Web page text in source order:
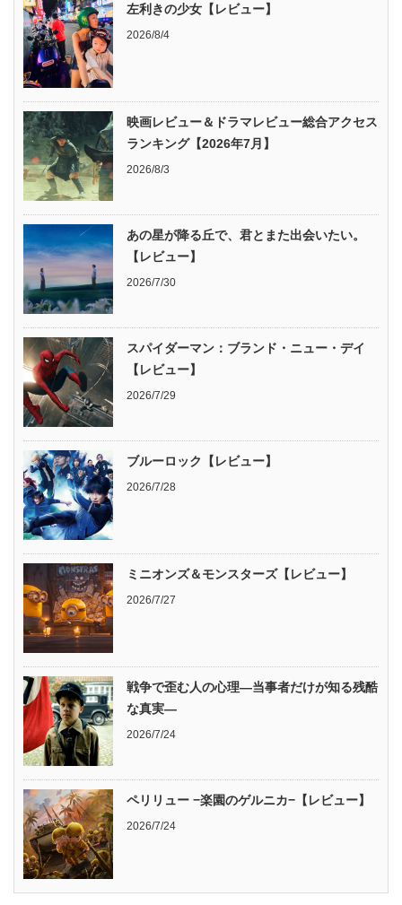
左利きの少女【レビュー】
2026/8/4
映画レビュー＆ドラマレビュー総合アクセス
ランキング【2026年7月】
2026/8/3
あの星が降る丘で、君とまた出会いたい。
【レビュー】
2026/7/30
スパイダーマン：ブランド・ニュー・デイ
【レビュー】
2026/7/29
ブルーロック【レビュー】
2026/7/28
ミニオンズ＆モンスターズ【レビュー】
2026/7/27
戦争で歪む人の心理―当事者だけが知る残酷
な真実―
2026/7/24
ペリリュー −楽園のゲルニカ−【レビュー】
2026/7/24